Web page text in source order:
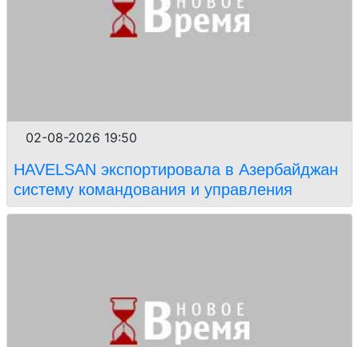
02-08-2026 19:50
HAVELSAN экспортировала в Азербайджан
систему командования и управления